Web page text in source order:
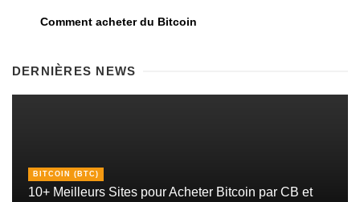
Comment acheter du Bitcoin
DERNIÈRES NEWS
BITCOIN (BTC)
10+ Meilleurs Sites pour Acheter Bitcoin par CB et